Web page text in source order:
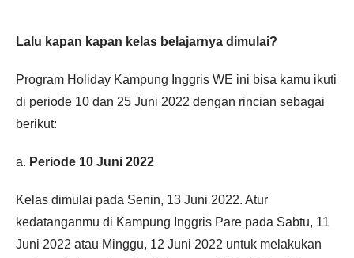
Lalu kapan kapan kelas belajarnya dimulai?
Program Holiday Kampung Inggris WE ini bisa kamu ikuti
di periode 10 dan 25 Juni 2022 dengan rincian sebagai
berikut:
a. Periode 10 Juni 2022
Kelas dimulai pada Senin, 13 Juni 2022. Atur
kedatanganmu di Kampung Inggris Pare pada Sabtu, 11
Juni 2022 atau Minggu, 12 Juni 2022 untuk melakukan